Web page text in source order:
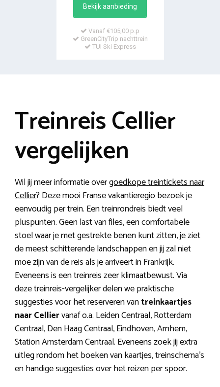
Bekijk aanbieding
Vanaf €105,00 p.p
GreenCityTrip nachttrein
TUI Ski Express
Treinreis Cellier
vergelijken
Wil jij meer informatie overgoedkope treintickets naar
Cellier? Deze mooi Franse vakantieregio bezoek je
eenvoudig per trein. Een treinrondreis biedt veel
pluspunten. Geen last van files, een comfortabele
stoel waar je met gestrekte benen kunt zitten, je ziet
de meest schitterende landschappen en jij zal niet
moe zijn van de reis als je arriveert in Frankrijk.
Eveneens is een treinreis zeer klimaatbewust. Via
deze treinreis-vergelijker delen we praktische
suggesties voor het reserveren vantreinkaartjes
naar Celliervanaf o.a. Leiden Centraal, Rotterdam
Centraal, Den Haag Centraal, Eindhoven, Arnhem,
Station Amsterdam Centraal. Eveneens zoek jij extra
uitleg rondom het boeken van kaartjes, treinschema’s
en handige suggesties over het reizen per spoor.